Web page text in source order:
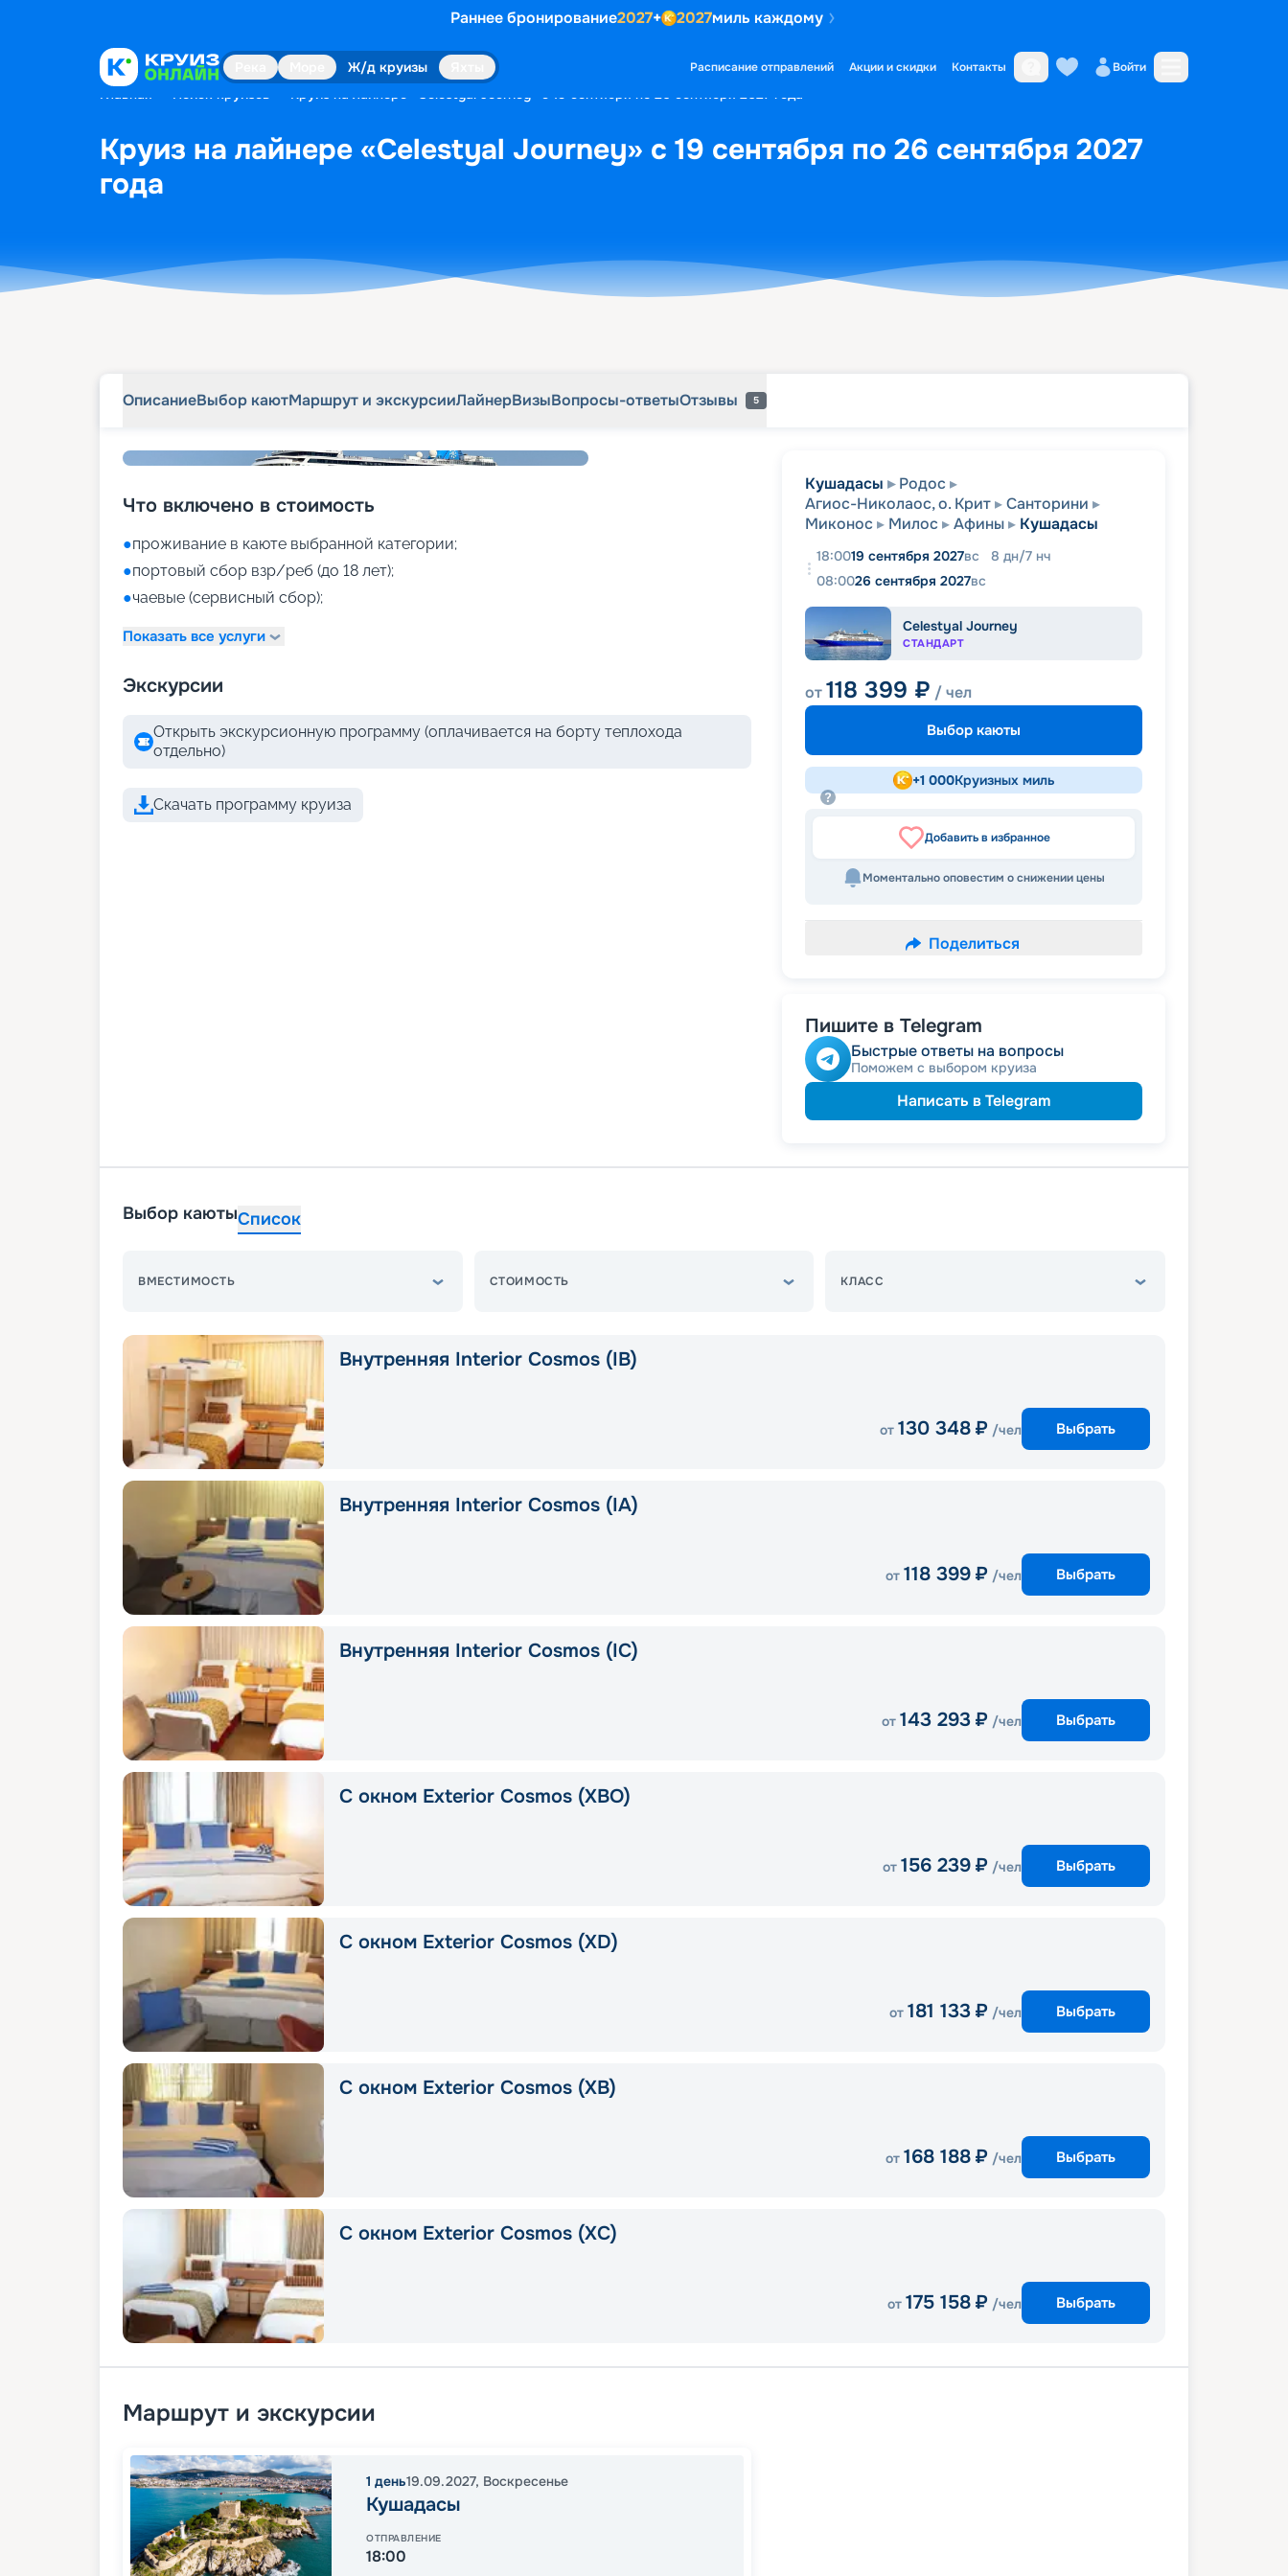
Раннее бронирование2027+ 2027миль каждому
Ж/д круизы Расписание отправлений Акции и скидки Контакты Войти
Главная Поиск круизов Круиз на лайнере «Celestyal Journey» с 19 сентября по 26 сентября 2027 года
Круиз на лайнере «Celestyal Journey» с 19 сентября по 26 сентября 2027
года
ОписаниеВыбор каютМаршрут и экскурсииЛайнерВизыВопросы-ответыОтзывы 5
Что включено в стоимость
●проживание в каюте выбранной категории;
●портовый сбор взр/реб (до 18 лет);
●чаевые (сервисный сбор);
Показать все услуги
Экскурсии
Открыть экскурсионную программу (оплачивается на борту теплохода
отдельно)
Скачать программу круиза
Кушадасы
Родос
Агиос-Николаос, о. Крит
Санторини
Миконос
Милос Афины Кушадасы
18:0019 сентября 2027вс 8 дн/7 нч
08:0026 сентября 2027вс
Celestyal Journey
СТАНДАРТ
от118 399 ₽ / чел
Выбор каюты
+1 000Круизных миль
Добавить в избранное
Моментально оповестим о снижении цены
Поделиться
Пишите в Telegram
Быстрые ответы на вопросы
Поможем с выбором круиза
Написать в Telegram
Выбор каютыСписок
ВМЕСТИМОСТЬ СТОИМОСТЬ КЛАСС
Внутренняя Interior Cosmos (IB)
от 130 348 ₽ /чел Выбрать
Внутренняя Interior Cosmos (IA)
от 118 399 ₽ /чел Выбрать
Внутренняя Interior Cosmos (IC)
от 143 293 ₽ /чел Выбрать
С окном Exterior Cosmos (XBO)
от 156 239 ₽ /чел Выбрать
С окном Exterior Cosmos (XD)
от 181 133 ₽ /чел Выбрать
С окном Exterior Cosmos (XB)
от 168 188 ₽ /чел Выбрать
С окном Exterior Cosmos (XС)
от 175 158 ₽ /чел Выбрать
Маршрут и экскурсии
1 день19.09.2027, Воскресенье
Кушадасы
ОТПРАВЛЕНИЕ
18:00